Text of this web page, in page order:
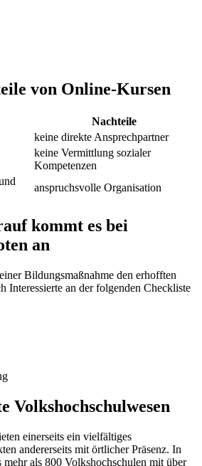
von Online-Kursen
Nachteile
keine direkte Ansprechpartner
keine Vermittlung sozialer
Kompetenzen
anspruchsvolle Organisation
kommt es bei
an
Bildungsmaßnahme den erhofften
Interessierte an der folgenden Checkliste
Volkshochschulwesen
einerseits ein vielfältiges
andererseits mit örtlicher Präsenz. In
mehr als 800 Volkshochschulen mit über